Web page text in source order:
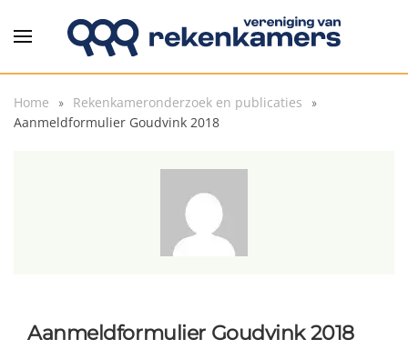
Overslaan en naar de inhoud gaan
Home
Rekenkameronderzoek en publicaties
Aanmeldformulier Goudvink 2018
Aanmeldformulier Goudvink 2018